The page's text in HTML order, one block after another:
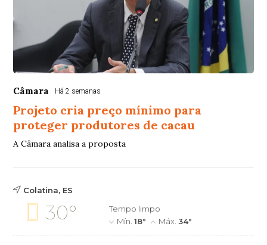
Câmara Há 2 semanas
Projeto cria preço mínimo para
proteger produtores de cacau
A Câmara analisa a proposta
Colatina, ES
30°
Tempo limpo
Mín.18° Máx.34°